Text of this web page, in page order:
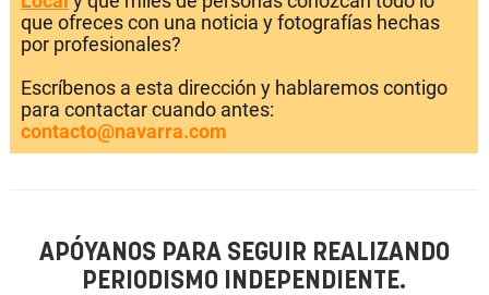
que ofreces con una noticia y fotografías hechas
por profesionales?
Escríbenos a esta dirección y hablaremos contigo
para contactar cuando antes:
contacto@navarra.com
APÓYANOS PARA SEGUIR REALIZANDO
PERIODISMO INDEPENDIENTE.